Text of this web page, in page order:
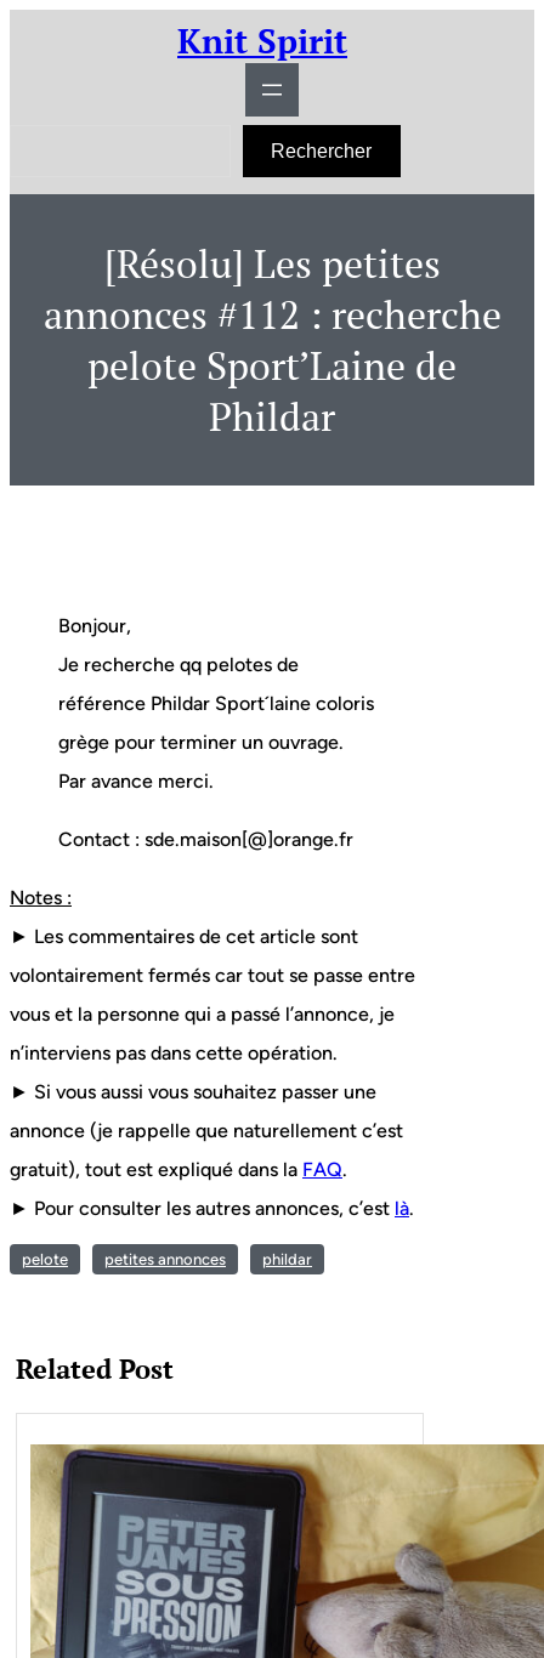
Knit Spirit
h
Rechercher
[Résolu] Les petites
annonces #112 : recherche
pelote Sport’Laine de
Phildar
Bonjour,
Je recherche qq pelotes de
référence Phildar Sport´laine coloris
grège pour terminer un ouvrage.
Par avance merci.
Contact : sde.maison[@]orange.fr
Notes :
► Les commentaires de cet article sont
volontairement fermés car tout se passe entre
vous et la personne qui a passé l’annonce, je
n’interviens pas dans cette opération.
► Si vous aussi vous souhaitez passer une
annonce (je rappelle que naturellement c’est
gratuit), tout est expliqué dans la FAQ.
► Pour consulter les autres annonces, c’est là.
pelote petites annonces phildar
Related Post